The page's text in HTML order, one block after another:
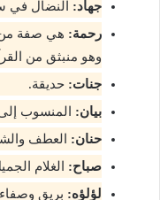
جهاد: النضال في
رحمة: هي صفة من
وهو منبثق من
جنات: حديقة.
بيان: المنسوب
حنان: العطف
صباح: الغلام
لؤلؤه: بريق